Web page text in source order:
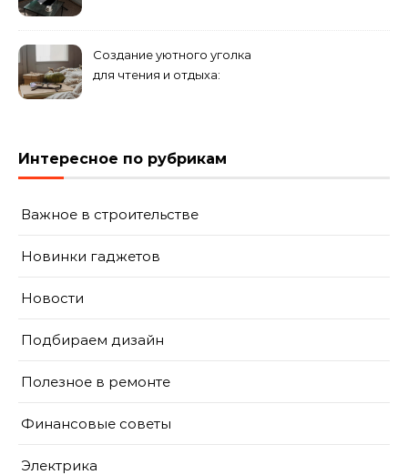
Создание уютного уголка
для чтения и отдыха:
Интересное по рубрикам
Важное в строительстве
Новинки гаджетов
Новости
Подбираем дизайн
Полезное в ремонте
Финансовые советы
Электрика